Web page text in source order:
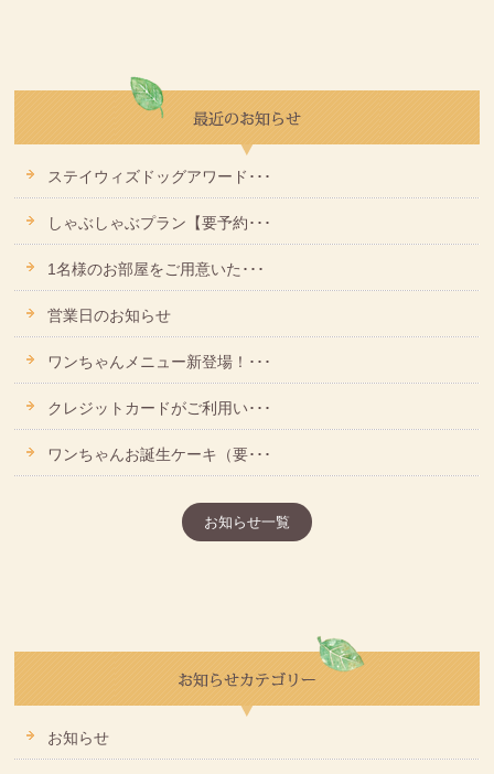
ステイウィズドッグアワード･･･
しゃぶしゃぶプラン【要予約･･･
1名様のお部屋をご用意いた･･･
営業日のお知らせ
ワンちゃんメニュー新登場！･･･
クレジットカードがご利用い･･･
ワンちゃんお誕生ケーキ（要･･･
お知らせ一覧
お知らせ